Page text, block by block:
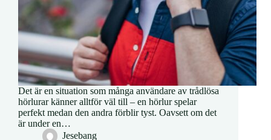
Det är en situation som många användare av trådlösa
hörlurar känner alltför väl till – en hörlur spelar
perfekt medan den andra förblir tyst. Oavsett om det
är under en…
Jesebang